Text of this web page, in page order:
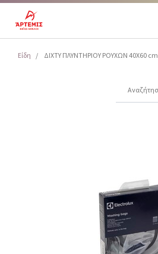
Είδη ΔΙΧΤΥ ΠΛΥΝΤΗΡΙΟΥ ΡΟΥΧΩΝ 40Χ60 cm